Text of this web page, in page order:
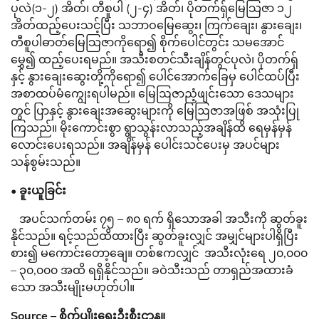
ပုလဲ(၁-၂) အိတ်၊ တီစူပါ (၂-၄) အိတ်၊ ပိုတက်ရှ်မြေသြဇာ ၁၂
အိတ်ထည့်ပေးသင့်ပြီး သဘာဝမြေဆွေး၊ ကြက်ချေး၊ နွားချေး၊
တီစူပါဓာတ်မြေသြဇာကိုရော၍ စိုက်ပေါင်တွင်း သမအောင်
မွှေ၍ ထည့်ပေးရမည်။ အသီးစတင်သီးချိန်တွင်ပုလဲ၊ ပိုတက်ရှ်
နှင့် နွားချေးဆွေးတို့ကိုရော၍ ပေါင်အောက်ခြေမှ ပေါင်ထပ်ပြီး
အစာထပ်မံကျွေးရပါမည်။ မြေဩဇာညံ့ဖျင်းသော ဒေသများ
တွင် ပြာနှင့် နွားချေးအဆွေးများကို မြေဩဇာအဖြစ် အသုံးပြု
ကြသည်။ မိုးကောင်းစွာ ရွာသွန်းလာသည့်အချိန်ထိ ရေမှန်မှန်
လောင်းပေးရသည်။ အချိန်မှန် ပေါင်းသင်ပေးမှ အပင်များ
သန်စွမ်းသည်။
• ခူးယူခြင်း
အပင်သက်တမ်း ၇၅ – ၈၀ ရက် ရှိသောအခါ အသီးကို ဆွတ်ခူး
နိုင်သည်။ ရင့်သည်ထိထားပြီး ဆွတ်ခူးလျှင် အမျှင်များပါရှိပြီး
စား၍ မကောင်းတော့ချေ။ တစ်ဧကလျှင် အသီးလုံးရေ ၂၀,၀၀၀
– ၃၀,၀၀၀ အထိ ရရှိနိုင်သည်။ ခဝဲသီးသည် တာရှည်အထားခံ
သော အသီးမျိုးမဟုတ်ပါ။
Source – စိုက်ပျိုးရေးဦးစီးဌာန။